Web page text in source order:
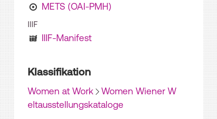
METS (OAI-PMH)
IIIF
IIIF-Manifest
Klassifikation
Women at Work
Women Wiener W
eltausstellungskataloge